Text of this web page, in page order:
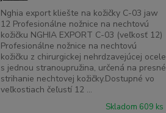
Nghia export kliešte na kožičky C-03 jaw
12 Profesionálne nožnice na nechtovú
kožičku NGHIA EXPORT C-03 (veľkosť 12)
Profesionálne nožnice na nechtovú
kožičku z chirurgickej nehrdzavejúcej ocele
s jednou stranoupružina, určená na presné
strihanie nechtovej kožičky.Dostupné vo
veľkostiach čeľustí 12 ...
Skladom 609 ks